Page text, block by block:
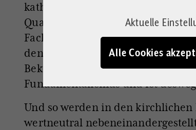
katholische Trägerschaften von
Qualitätsmanagement legt seitens
Fachaufsichten größten Wert auf
den Einrichtungen.
Bekenntnisses mit exklusivem
Fundamentalismus und ist
Und so werden in den
wertneutral
Aktuelle
Alle Cookies